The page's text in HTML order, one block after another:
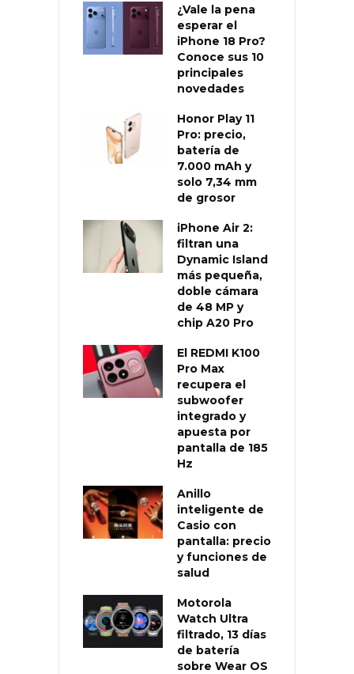
¿Vale la pena
esperar el
iPhone 18 Pro?
Conoce sus 10
principales
novedades
Honor Play 11
Pro: precio,
batería de
7.000 mAh y
solo 7,34 mm
de grosor
iPhone Air 2:
filtran una
Dynamic Island
más pequeña,
doble cámara
de 48 MP y
chip A20 Pro
El REDMI K100
Pro Max
recupera el
subwoofer
integrado y
apuesta por
pantalla de 185
Hz
Anillo
inteligente de
Casio con
pantalla: precio
y funciones de
salud
Motorola
Watch Ultra
filtrado, 13 días
de batería
sobre Wear OS